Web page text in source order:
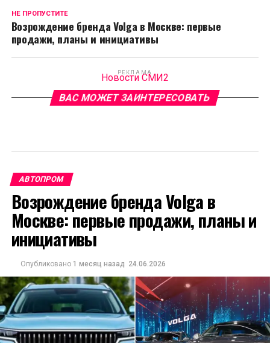
НЕ ПРОПУСТИТЕ
Возрождение бренда Volga в Москве: первые
продажи, планы и инициативы
РЕКЛАМА
Новости СМИ2
ВАС МОЖЕТ ЗАИНТЕРЕСОВАТЬ
АВТОПРОМ
Возрождение бренда Volga в
Москве: первые продажи, планы и
инициативы
Опубликовано 1 месяц назад 24.06.2026